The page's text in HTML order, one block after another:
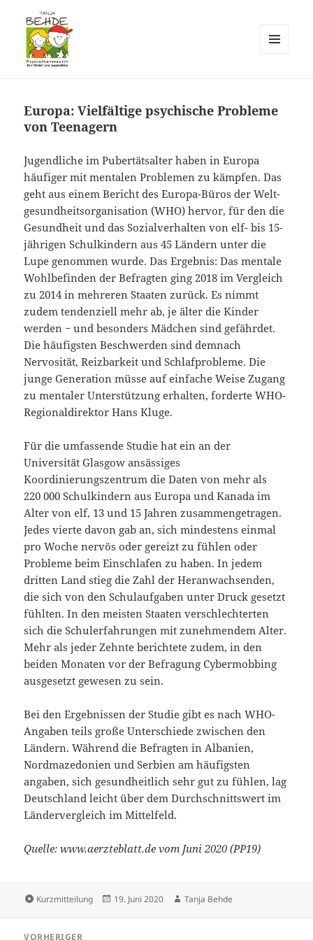
Europa: Vielfältige psychische Probleme
von Teenagern
Jugendliche im Pubertätsalter haben in Europa
häufiger mit mentalen Problemen zu kämpfen. Das
geht aus einem Bericht des Europa-Büros der Welt­
gesund­heits­organi­sation (WHO) hervor, für den die
Gesundheit und das Sozialverhalten von elf- bis 15-
jährigen Schulkindern aus 45 Ländern unter die
Lupe genommen wurde. Das Ergebnis: Das mentale
Wohlbefinden der Befragten ging 2018 im Vergleich
zu 2014 in mehreren Staaten zurück. Es nimmt
zudem tendenziell mehr ab, je älter die Kinder
werden − und besonders Mädchen sind gefährdet.
Die häufigsten Beschwerden sind demnach
Nervosität, Reizbarkeit und Schlafprobleme. Die
junge Generation müsse auf einfache Weise Zugang
zu mentaler Unterstützung erhalten, forderte WHO-
Regionaldirektor Hans Kluge.
Für die umfassende Studie hat ein an der
Universität Glasgow ansässiges
Koordinierungszentrum die Daten von mehr als
220 000 Schulkindern aus Europa und Kanada im
Alter von elf, 13 und 15 Jahren zusammengetragen.
Jedes vierte davon gab an, sich mindestens einmal
pro Woche nervös oder gereizt zu fühlen oder
Probleme beim Einschlafen zu haben. In jedem
dritten Land stieg die Zahl der Heranwachsenden,
die sich von den Schulaufgaben unter Druck gesetzt
fühlten. In den meisten Staaten verschlechterten
sich die Schulerfahrungen mit zunehmendem Alter.
Mehr als jeder Zehnte berichtete zudem, in den
beiden Monaten vor der Befragung Cybermobbing
ausgesetzt gewesen zu sein.
Bei den Ergebnissen der Studie gibt es nach WHO-
Angaben teils große Unterschiede zwischen den
Ländern. Während die Befragten in Albanien,
Nordmazedonien und Serbien am häufigsten
angaben, sich gesundheitlich sehr gut zu fühlen, lag
Deutschland leicht über dem Durchschnittswert im
Ländervergleich im Mittelfeld.
Quelle: www.aerzteblatt.de vom Juni 2020 (PP19)
Format
Kurzmitteilung
Veröffentlicht
19. Juni 2020 Autor
Tanja Behde
VORHERIGER